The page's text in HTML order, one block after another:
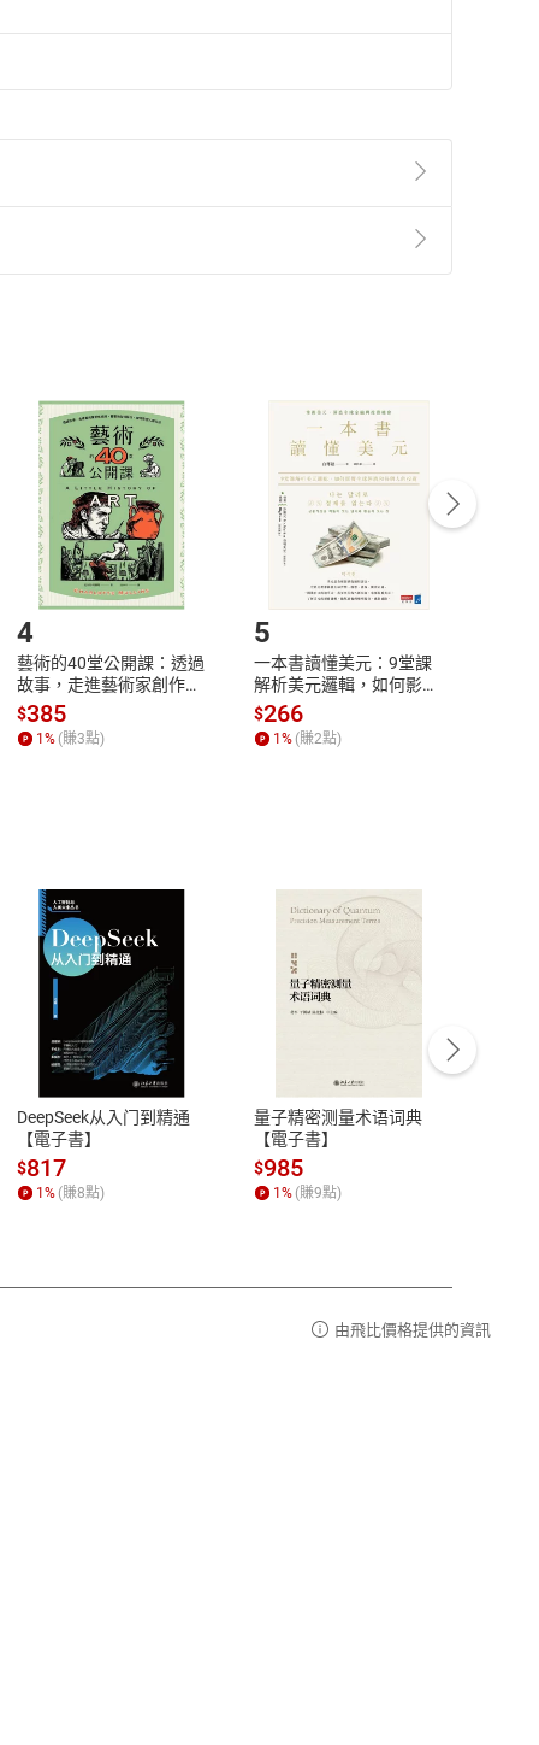
第2條第5款之規定，「非以有形媒介提供之數位
點選「瀏覽訂單明細」 「申請取消訂單/ 退
貨。
付款方式
Payment
完成訂單
Complete
號，下載書籍後看書
性
參
客服資訊
服務時間：週一到週五 10:00-12:00、
13:00-17:00 (國定假日及例假日休息)
客服電話：0080-1857077
4
藝術的40堂公開課：透過
故事，走進藝術家創作現
場，看藝術如何誕生、如
何形塑人類生活【電子
書】
$385
1% (賺3點)
5
一本書讀懂美元：9堂課
解析美元邏輯，如何影響
全球經濟和每個人的投資
【電子書】
$266
1% (賺2點)
DeepSeek从入门到精通
【電子書】
$817
1% (賺8點)
量子精密测量术语词典
【電子書】
$985
1% (賺9點)
由飛比價格提供的資訊